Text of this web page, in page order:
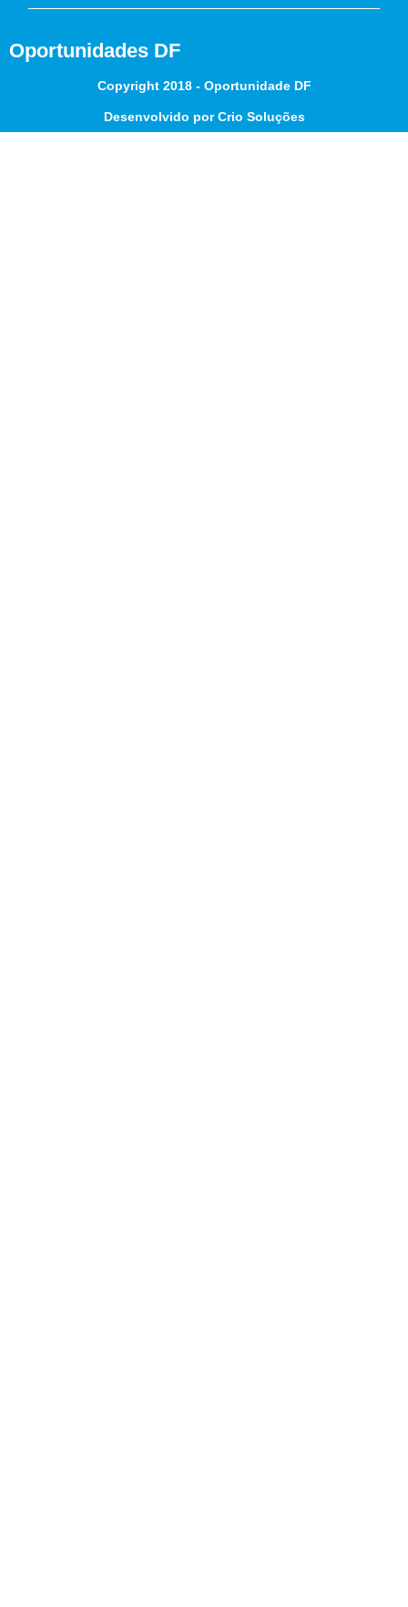
Oportunidades DF
Copyright 2018 - Oportunidade DF
Desenvolvido por Crio Soluções